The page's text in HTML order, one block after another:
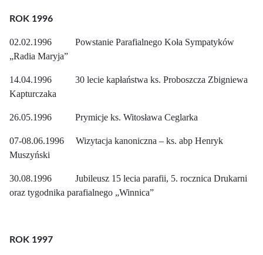
ROK 1996
02.02.1996 Powstanie Parafialnego Koła Sympatyków
„Radia Maryja”
14.04.1996 30 lecie kapłaństwa ks. Proboszcza Zbigniewa
Kapturczaka
26.05.1996 Prymicje ks. Witosława Ceglarka
07-08.06.1996 Wizytacja kanoniczna – ks. abp Henryk
Muszyński
30.08.1996 Jubileusz 15 lecia parafii, 5. rocznica Drukarni
oraz tygodnika parafialnego „Winnica”
ROK 1997